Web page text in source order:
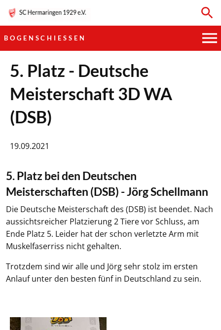
BOGENSCHIESSEN
HAUPTVEREIN
SPORTKEGELN
FUSSBALL
BOGENSCHIESSEN
5. Platz - Deutsche
Meisterschaft 3D WA
(DSB)
19.09.2021
5. Platz bei den Deutschen
Meisterschaften (DSB) - Jörg Schellmann
Die Deutsche Meisterschaft des (DSB) ist beendet. Nach
aussichtsreicher Platzierung 2 Tiere vor Schluss, am
Ende Platz 5. Leider hat der schon verletzte Arm mit
Muskelfaserriss nicht gehalten.
Trotzdem sind wir alle und Jörg sehr stolz im ersten
Anlauf unter den besten fünf in Deutschland zu sein.